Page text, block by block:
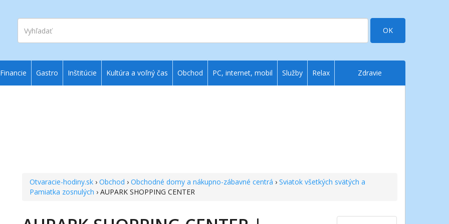
Vyhľadať
OK
Otvaracie-hodiny.sk ›Obchod ›Obchodné domy a nákupno-zábavné centrá ›Sviatok všetkých svätých a
Pamiatka zosnulých › AUPARK SHOPPING CENTER
Financie Gastro Inštitúcie Kultúra a voľný čas Obchod PC, internet, mobil Služby Relax Zdravie